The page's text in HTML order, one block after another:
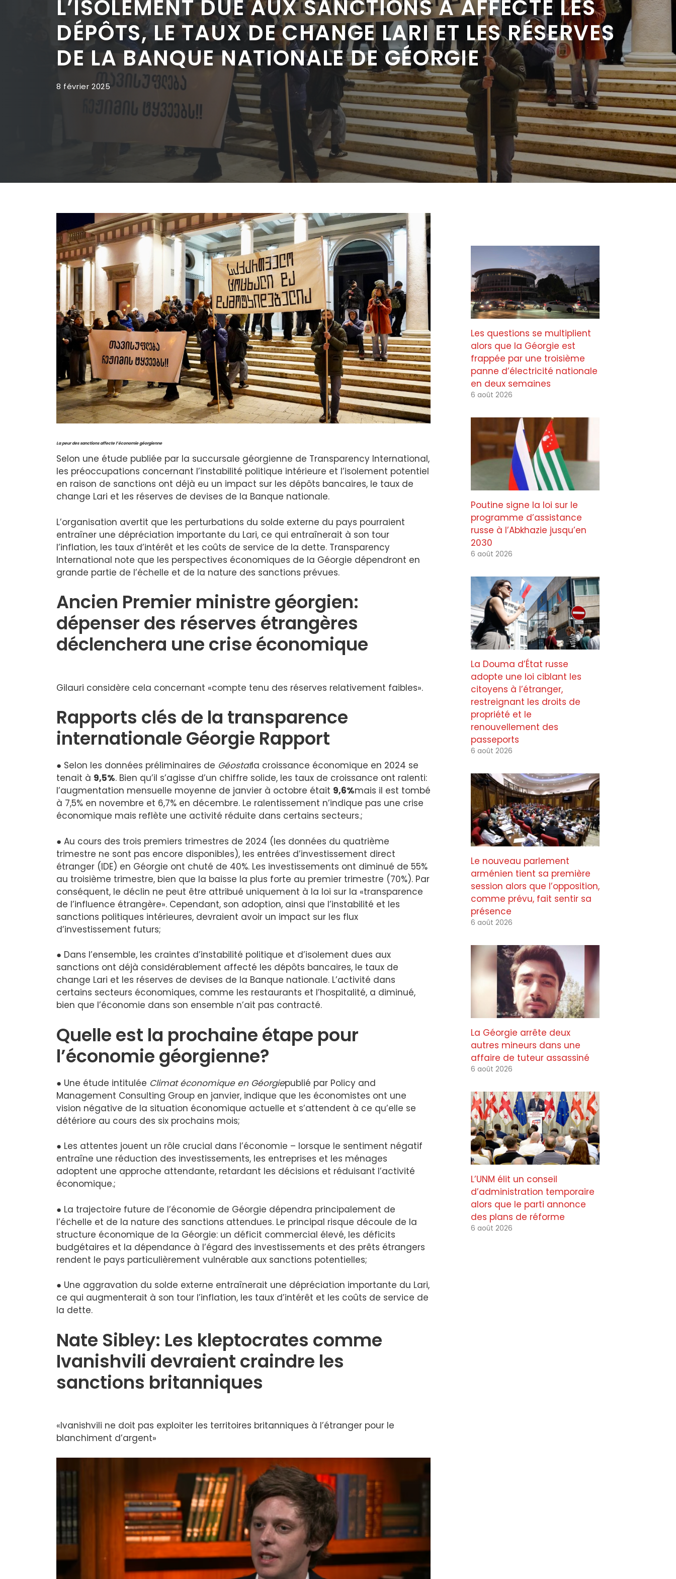
L’ISOLEMENT DUE AUX SANCTIONS A AFFECTÉ LES
DÉPÔTS, LE TAUX DE CHANGE LARI ET LES RÉSERVES
DE LA BANQUE NATIONALE DE GÉORGIE
8 février 2025
La peur des sanctions affecte l’économie géorgienne
Selon une étude publiée par la succursale géorgienne de Transparency International,
les préoccupations concernant l’instabilité politique intérieure et l’isolement potentiel
en raison de sanctions ont déjà eu un impact sur les dépôts bancaires, le taux de
change Lari et les réserves de devises de la Banque nationale.
L’organisation avertit que les perturbations du solde externe du pays pourraient
entraîner une dépréciation importante du Lari, ce qui entraînerait à son tour
l’inflation, les taux d’intérêt et les coûts de service de la dette. Transparency
International note que les perspectives économiques de la Géorgie dépendront en
grande partie de l’échelle et de la nature des sanctions prévues.
Ancien Premier ministre géorgien:
dépenser des réserves étrangères
déclenchera une crise économique
Gilauri considère cela concernant «compte tenu des réserves relativement faibles».
Rapports clés de la transparence
internationale Géorgie Rapport
● Selon les données préliminaires de Géostatla croissance économique en 2024 se
tenait à 9,5%. Bien qu’il s’agisse d’un chiffre solide, les taux de croissance ont ralenti:
l’augmentation mensuelle moyenne de janvier à octobre était 9,6%mais il est tombé
à 7,5% en novembre et 6,7% en décembre. Le ralentissement n’indique pas une crise
économique mais reflète une activité réduite dans certains secteurs.;
● Au cours des trois premiers trimestres de 2024 (les données du quatrième
trimestre ne sont pas encore disponibles), les entrées d’investissement direct
étranger (IDE) en Géorgie ont chuté de 40%. Les investissements ont diminué de 55%
au troisième trimestre, bien que la baisse la plus forte au premier trimestre (70%). Par
conséquent, le déclin ne peut être attribué uniquement à la loi sur la «transparence
de l’influence étrangère». Cependant, son adoption, ainsi que l’instabilité et les
sanctions politiques intérieures, devraient avoir un impact sur les flux
d’investissement futurs;
● Dans l’ensemble, les craintes d’instabilité politique et d’isolement dues aux
sanctions ont déjà considérablement affecté les dépôts bancaires, le taux de
change Lari et les réserves de devises de la Banque nationale. L’activité dans
certains secteurs économiques, comme les restaurants et l’hospitalité, a diminué,
bien que l’économie dans son ensemble n’ait pas contracté.
Quelle est la prochaine étape pour
l’économie géorgienne?
● Une étude intitulée Climat économique en Géorgiepublié par Policy and
Management Consulting Group en janvier, indique que les économistes ont une
vision négative de la situation économique actuelle et s’attendent à ce qu’elle se
détériore au cours des six prochains mois;
● Les attentes jouent un rôle crucial dans l’économie – lorsque le sentiment négatif
entraîne une réduction des investissements, les entreprises et les ménages
adoptent une approche attendante, retardant les décisions et réduisant l’activité
économique.;
● La trajectoire future de l’économie de Géorgie dépendra principalement de
l’échelle et de la nature des sanctions attendues. Le principal risque découle de la
structure économique de la Géorgie: un déficit commercial élevé, les déficits
budgétaires et la dépendance à l’égard des investissements et des prêts étrangers
rendent le pays particulièrement vulnérable aux sanctions potentielles;
● Une aggravation du solde externe entraînerait une dépréciation importante du Lari,
ce qui augmenterait à son tour l’inflation, les taux d’intérêt et les coûts de service de
la dette.
Nate Sibley: Les kleptocrates comme
Ivanishvili devraient craindre les
sanctions britanniques
«Ivanishvili ne doit pas exploiter les territoires britanniques à l’étranger pour le
blanchiment d’argent»
Les questions se multiplient
alors que la Géorgie est
frappée par une troisième
panne d’électricité nationale
en deux semaines
6 août 2026
Poutine signe la loi sur le
programme d’assistance
russe à l’Abkhazie jusqu’en
2030
6 août 2026
La Douma d’État russe
adopte une loi ciblant les
citoyens à l’étranger,
restreignant les droits de
propriété et le
renouvellement des
passeports
6 août 2026
Le nouveau parlement
arménien tient sa première
session alors que l’opposition,
comme prévu, fait sentir sa
présence
6 août 2026
La Géorgie arrête deux
autres mineurs dans une
affaire de tuteur assassiné
6 août 2026
L’UNM élit un conseil
d’administration temporaire
alors que le parti annonce
des plans de réforme
6 août 2026